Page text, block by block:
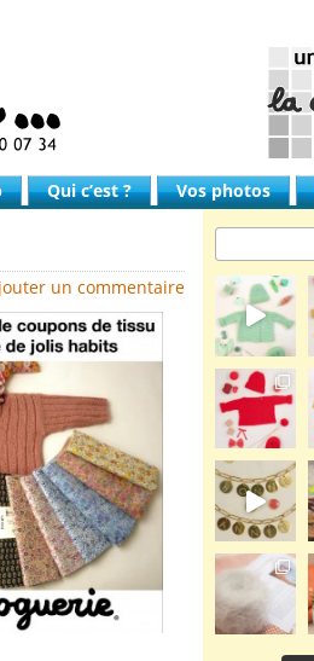
Qui c’est ? Vos photos
un commentaire